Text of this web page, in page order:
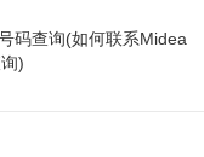
码查询(如何联系Midea
)